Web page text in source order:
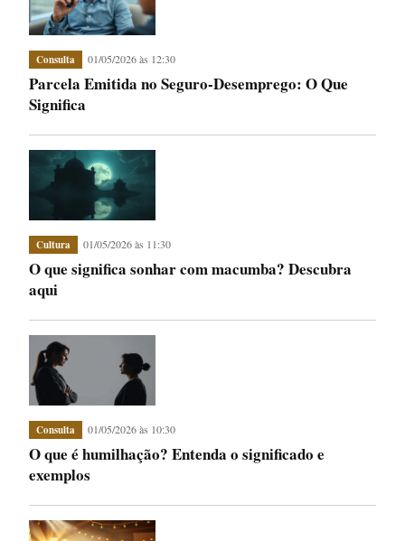
Consulta 01/05/2026 às 12:30
Parcela Emitida no Seguro-Desemprego: O Que
Significa
Cultura 01/05/2026 às 11:30
O que significa sonhar com macumba? Descubra
aqui
Consulta 01/05/2026 às 10:30
O que é humilhação? Entenda o significado e
exemplos